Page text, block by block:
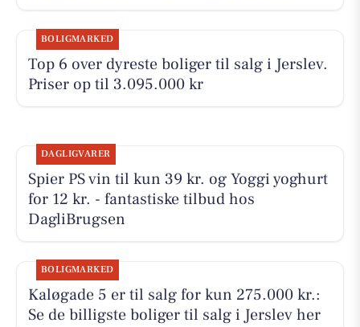
BOLIGMARKED
Top 6 over dyreste boliger til salg i Jerslev.
Priser op til 3.095.000 kr
DAGLIGVARER
Spier PS vin til kun 39 kr. og Yoggi yoghurt
for 12 kr. - fantastiske tilbud hos
DagliBrugsen
BOLIGMARKED
Kaløgade 5 er til salg for kun 275.000 kr.:
Se de billigste boliger til salg i Jerslev her